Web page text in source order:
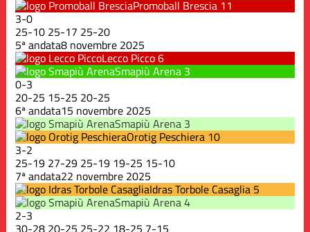
Promoball Brescia 11
3-0
25-10 25-17 25-20
5ª andata8 novembre 2025
Lecco Picco6
Smapiù Arena 3
0-3
20-25 15-25 20-25
6ª andata15 novembre 2025
Smapiù Arena 3
Orotig Peschiera 10
3-2
25-19 27-29 25-19 19-25 15-10
7ª andata22 novembre 2025
Idras Torbole Casaglia 5
Smapiù Arena4
2-3
30-28 20-25 25-22 18-25 7-15